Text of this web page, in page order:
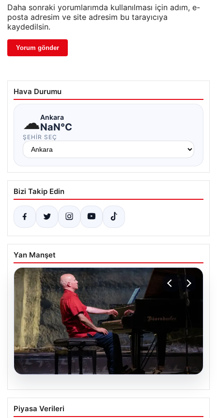
Daha sonraki yorumlarımda kullanılması için adım, e-
posta adresim ve site adresim bu tarayıcıya
kaydedilsin.
Hava Durumu
☁Ankara
NaN°C
ŞEHIR SEÇ
Bizi Takip Edin
Yan Manşet
23. Uluslararası Gümüşlük Müzik
Festivali’nde Charles Owen Rüzgarı
Piyasa Verileri